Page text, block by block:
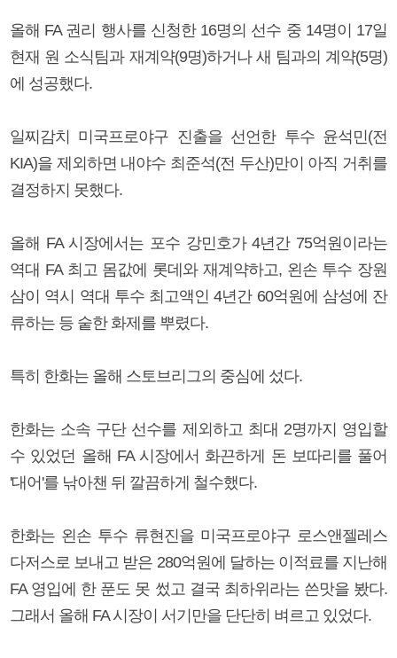
올해 FA 권리 행사를 신청한 16명의 선수 중 14명이 17일
현재 원 소식팀과 재계약(9명)하거나 새 팀과의 계약(5명)
에 성공했다.
일찌감치 미국프로야구 진출을 선언한 투수 윤석민(전
KIA)을 제외하면 내야수 최준석(전 두산)만이 아직 거취를
결정하지 못했다.
올해 FA 시장에서는 포수 강민호가 4년간 75억원이라는
역대 FA 최고 몸값에 롯데와 재계약하고, 왼손 투수 장원
삼이 역시 역대 투수 최고액인 4년간 60억원에 삼성에 잔
류하는 등 숱한 화제를 뿌렸다.
특히 한화는 올해 스토브리그의 중심에 섰다.
한화는 소속 구단 선수를 제외하고 최대 2명까지 영입할
수 있었던 올해 FA 시장에서 화끈하게 돈 보따리를 풀어
'대어'를 낚아챈 뒤 깔끔하게 철수했다.
한화는 왼손 투수 류현진을 미국프로야구 로스앤젤레스
다저스로 보내고 받은 280억원에 달하는 이적료를 지난해
FA 영입에 한 푼도 못 썼고 결국 최하위라는 쓴맛을 봤다.
그래서 올해 FA 시장이 서기만을 단단히 벼르고 있었다.